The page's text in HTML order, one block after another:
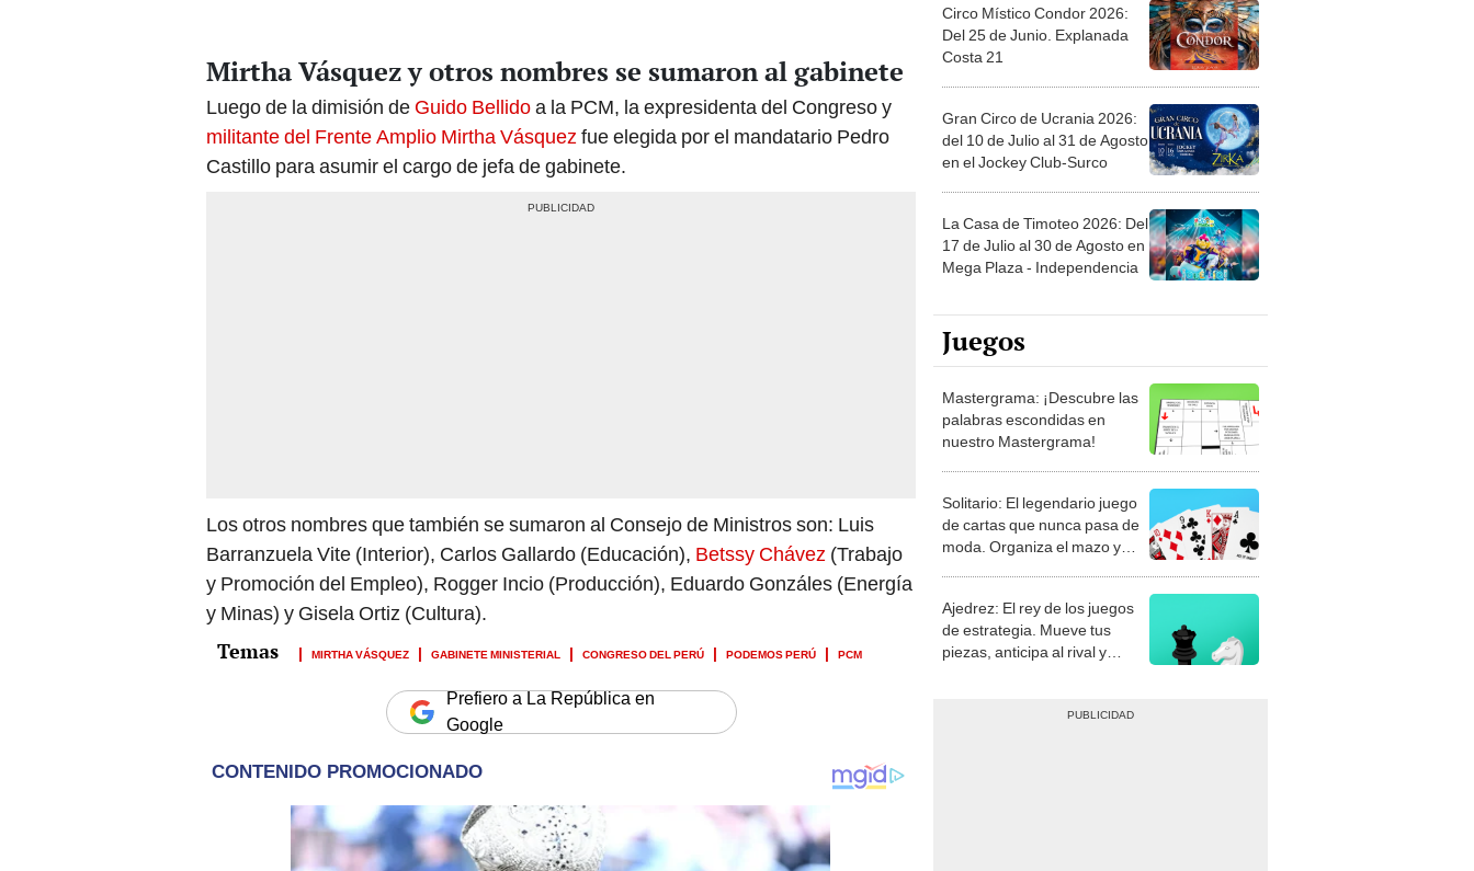
Mirtha Vásquez y otros nombres se sumaron al gabinete
Luego de la dimisión de Guido Bellidoa la PCM, la expresidenta del Congreso y
militante del Frente Amplio Mirtha Vásquez fue elegida por el mandatario Pedro
Castillo para asumir el cargo de jefa de gabinete.
Los otros nombres que también se sumaron al Consejo de Ministros son: Luis
Barranzuela Vite (Interior), Carlos Gallardo (Educación), Betssy Chávez (Trabajo
y Promoción del Empleo), Rogger Incio (Producción), Eduardo Gonzáles (Energía
y Minas) y Gisela Ortiz (Cultura).
MIRTHA VÁSQUEZ GABINETE MINISTERIAL CONGRESO DEL PERÚ PODEMOS PERÚ PCM
Prefiero a La República en
Google
Circo Místico Condor 2026:
Del 25 de Junio. Explanada
Costa 21
Gran Circo de Ucrania 2026:
del 10 de Julio al 31 de Agosto
en el Jockey Club-Surco
La Casa de Timoteo 2026: Del
17 de Julio al 30 de Agosto en
Mega Plaza - Independencia
Juegos
Mastergrama: ¡Descubre las
palabras escondidas en
nuestro Mastergrama!
Solitario: El legendario juego
de cartas que nunca pasa de
moda. Organiza el mazo y
Ajedrez: El rey de los juegos
de estrategia. Mueve tus
piezas, anticipa al rival y